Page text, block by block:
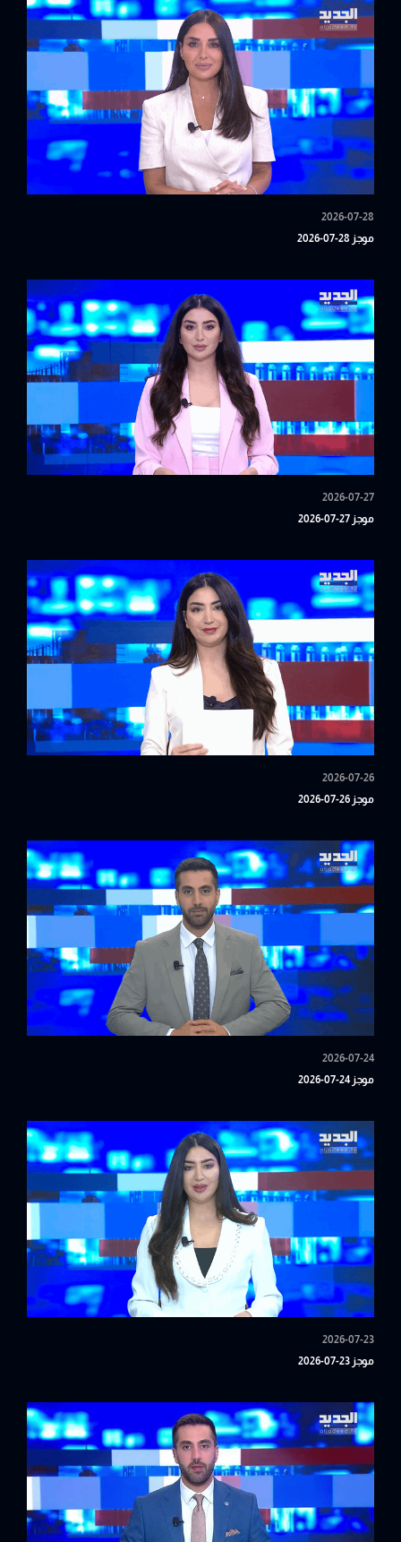
2026-07-28
موجز 28-07-2026
2026-07-27
موجز 27-07-2026
2026-07-26
موجز 26-07-2026
2026-07-24
موجز 24-07-2026
2026-07-23
موجز 23-07-2026